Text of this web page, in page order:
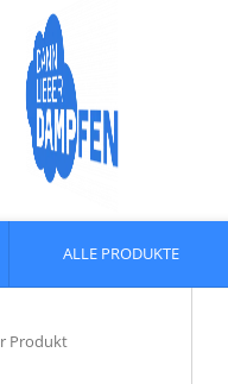
ALLE PRODUKTE